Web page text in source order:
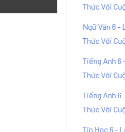
Thức Với
Ngữ Văn 6 -
Thức Với
Tiếng Anh 6
Thức Với
Tiếng Anh 6
Thức Với
Tin Học 6 -